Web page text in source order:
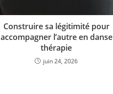
Construire sa légitimité pour
accompagner l’autre en danse
thérapie
juin 24, 2026